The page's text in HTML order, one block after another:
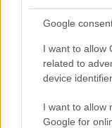
Google
I want to allow
related to
device
I want to allow
Google for
Allenamento da
Camilla Fiore · 7 Ago 2026